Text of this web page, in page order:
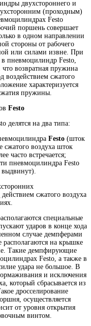
двухстороннего и
(проходным)
Festo
поршень совершает
в одном направлении
стороны от рабочего
или силами извне. При
пневмоцилиндр Festo,
возвратная пружина
воздействием сжатого
характеризуется
пружины.
Festo
делятся на два типа:
Festo (шток
сжатого воздуха шток
часто встречается;
пневмоцилиндра Festo
сжатого воздуха
специальные
ударов в конце хода
случае демпферами
на крышке
Такие демпфирующие
Festo, а также в
удара не большое. В
и исключения
который сбрасывается из
дросселирование
осуществляется
от уровня открытия
винтом.